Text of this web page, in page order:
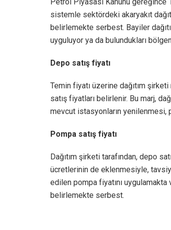
sistemle sektördeki akaryakıt
belirlemekte serbest. Bayiler
uyguluyor ya da bulundukları
Depo satış fiyatı
Temin fiyatı üzerine dağıtım
satış fiyatları belirlenir. Bu marj,
mevcut istasyonların yenilenmesi,
Pompa satış fiyatı
Dağıtım şirketi tarafından, depo
ücretlerinin de eklenmesiyle,
edilen pompa fiyatını
belirlemekte serbest.